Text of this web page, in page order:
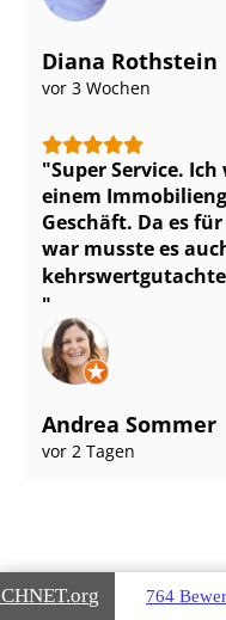
Diana Rothstein
vor 3 Wochen
Super Service.
einem
Geschäft. Da es
war musste es
Andrea Sommer
vor 2 Tagen
.org 764